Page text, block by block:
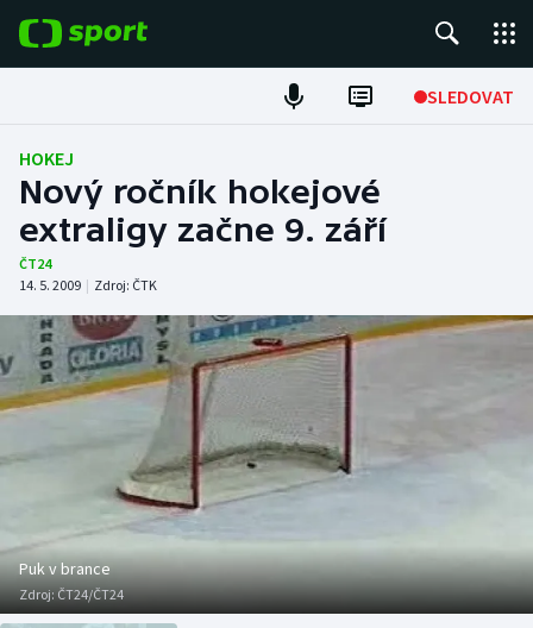
SLEDOVAT
Fotbal
Hokej
Tenis
Atletika
Cyklistika
Americký fotbal
Baseball a softbal
Basketbal
NEPŘEHLÉDNĚTE
Soutěže
Historické návraty
HOKEJ
Nový ročník hokejové
extraligy začne 9. září
ČT24
14. 5. 2009 | Zdroj: ČTK
Puk v brance
Zdroj:ČT24/ČT24